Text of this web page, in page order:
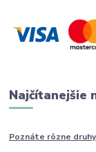
Najčítanejšie
Poznáte rôzne druhy